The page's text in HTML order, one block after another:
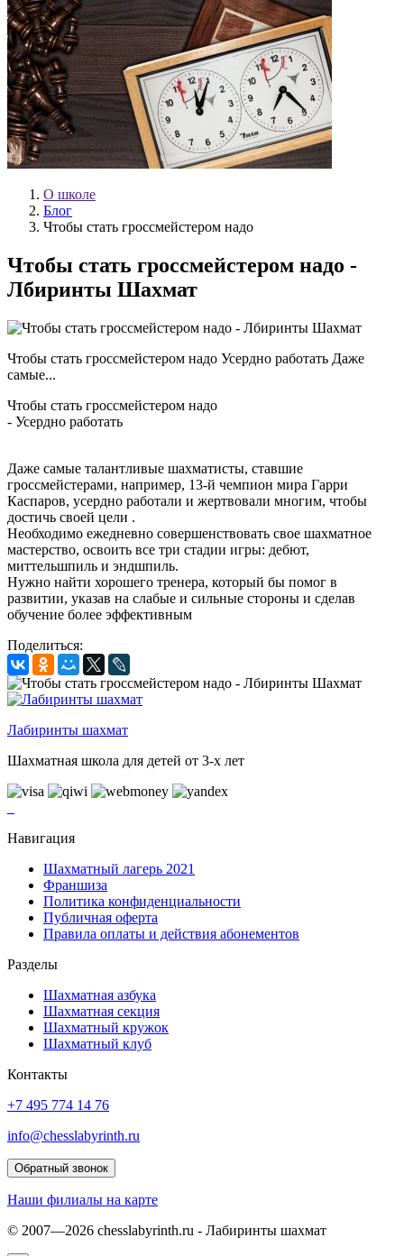
О школе
Блог
Чтобы стать гроссмейстером надо
Чтобы стать гроссмейстером надо -
Лбиринты Шахмат
Чтобы стать гроссмейстером надо Усердно работать Даже
самые...
Чтобы стать гроссмейстером надо
- Усердно работать
Даже самые талантливые шахматисты, ставшие
гроссмейстерами, например, 13-й чемпион мира Гарри
Каспаров, усердно работали и жертвовали многим, чтобы
достичь своей цели .
Необходимо ежедневно совершенствовать свое шахматное
мастерство, освоить все три стадии игры: дебют,
миттельшпиль и эндшпиль.
Нужно найти хорошего тренера, который бы помог в
развитии, указав на слабые и сильные стороны и сделав
обучение более эффективным
Поделиться:
Лабиринты шахмат
Шахматная школа для детей от 3-х лет
Навигация
Шахматный лагерь 2021
Франшиза
Политика конфиденциальности
Публичная оферта
Правила оплаты и действия абонементов
Разделы
Шахматная азбука
Шахматная секция
Шахматный кружок
Шахматный клуб
Контакты
+7 495 774 14 76
info@chesslabyrinth.ru
Обратный звонок
Наши филиалы на карте
© 2007—2026 chesslabyrinth.ru - Лабиринты шахмат